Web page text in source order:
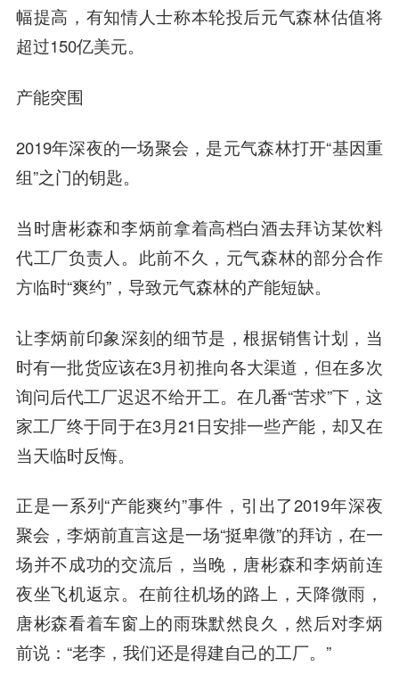
幅提高，有知情人士称本轮投后元气森林估值将
超过150亿美元。
产能突围
2019年深夜的一场聚会，是元气森林打开“基因重
组”之门的钥匙。
当时唐彬森和李炳前拿着高档白酒去拜访某饮料
代工厂负责人。此前不久，元气森林的部分合作
方临时“爽约”，导致元气森林的产能短缺。
让李炳前印象深刻的细节是，根据销售计划，当
时有一批货应该在3月初推向各大渠道，但在多次
询问后代工厂迟迟不给开工。在几番“苦求”下，这
家工厂终于同于在3月21日安排一些产能，却又在
当天临时反悔。
正是一系列“产能爽约”事件，引出了2019年深夜
聚会，李炳前直言这是一场“挺卑微”的拜访，在一
场并不成功的交流后，当晚，唐彬森和李炳前连
夜坐飞机返京。在前往机场的路上，天降微雨，
唐彬森看着车窗上的雨珠默然良久，然后对李炳
前说：“老李，我们还是得建自己的工厂。”